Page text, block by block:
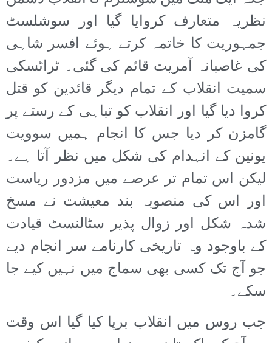
نظریہ متعارف کروایا گیا اور سوشلسٹ
جمہوریت کا خاتمہ کرتے ہوئے افسر شاہی
کی غاصبانہ آمریت قائم کی گئی۔ ٹراٹسکی
سمیت انقلاب کے تمام دیگر قائدین کو قتل
کروا دیا گیا اور انقلاب کو تباہی کے رستے پر
گامزن کر دیا جس کا انجام ہمیں سوویت
یونین کے انہدام کی شکل میں نظر آتا ہے۔
لیکن اس تمام تر عرصے میں مزدور ریاست
اور اس کی منصوبہ بند معیشت نے مسخ
شدہ شکل اور زوال پذیر سٹالنسٹ قیادت
کے باوجود وہ تاریخی کارنامے سر انجام دیے
جو آج تک کسی بھی سماج میں نہیں کیے جا
سکے۔
جب روس میں انقلاب برپا کیا گیا اس وقت